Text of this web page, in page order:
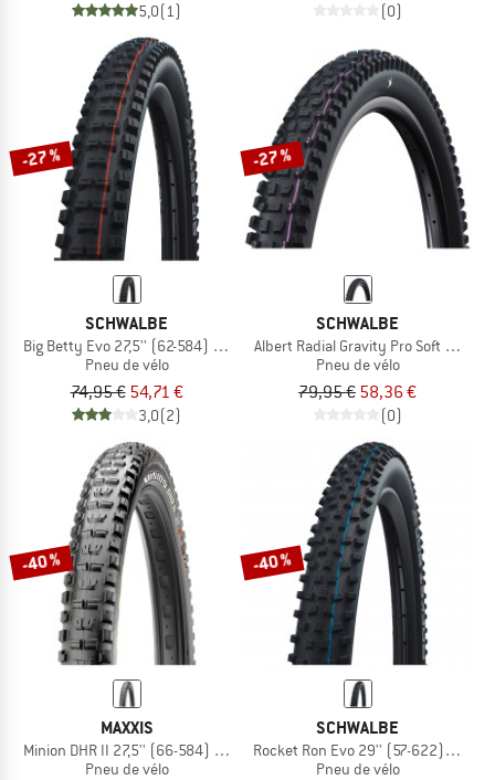
5,0(1) (0)
-27 %
SCHWALBE
Big Betty Evo 27,5'' (62-584) Super Gravity TLE
Pneu de vélo
74,95 € 54,71 €
3,0(2)
-27 %
SCHWALBE
Albert Radial Gravity Pro Soft 27,5''
Pneu de vélo
79,95 € 58,36 €
(0)
-40 %
MAXXIS
Minion DHR II 27,5'' (66-584) 3C MxTerra EXO+ TR
Pneu de vélo
-40 %
SCHWALBE
Rocket Ron Evo 29'' (57-622) Super
Pneu de vélo